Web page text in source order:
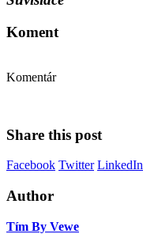
Koment
Komentár
Share this post
Facebook Twitter LinkedIn
Author
Tím By Vewe